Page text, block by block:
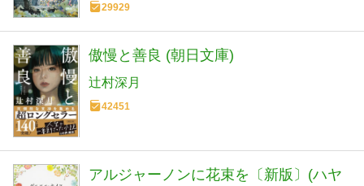
29929
傲慢と善良 (朝日文庫)
辻村深月
42451
アルジャーノンに花束を〔新版〕(ハヤ